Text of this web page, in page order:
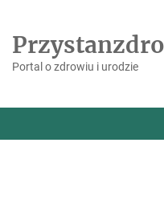
content
Portal o zdrowiu i urodzie